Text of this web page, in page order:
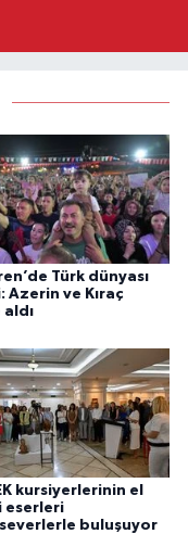
Türk dünyası
Azerin ve Kıraç
kursiyerlerinin el
eserleri
buluşuyor